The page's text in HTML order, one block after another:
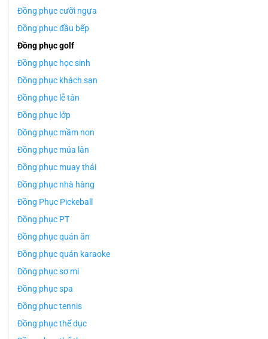
Đồng phục cưỡi ngựa
Đồng phục đầu bếp
Đồng phục golf
Đồng phục học sinh
Đồng phục khách sạn
Đồng phục lễ tân
Đồng phục lớp
Đồng phục mầm non
Đồng phục múa lân
Đồng phục muay thái
Đồng phục nhà hàng
Đồng Phục Pickeball
Đồng phục PT
Đồng phục quán ăn
Đồng phục quán karaoke
Đồng phục sơ mi
Đồng phục spa
Đồng phục tennis
Đồng phục thể dục